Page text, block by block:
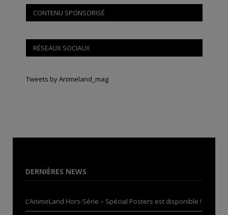
CONTENU SPONSORISÉ
RÉSEAUX SOCIAUX
Tweets by Animeland_mag
DERNIÈRES NEWS
L’AnimeLand Hors-Série – Spécial Posters est disponible !